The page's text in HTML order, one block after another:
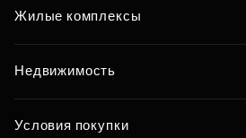
Жилые комплексы
Недвижимость
Условия покупки